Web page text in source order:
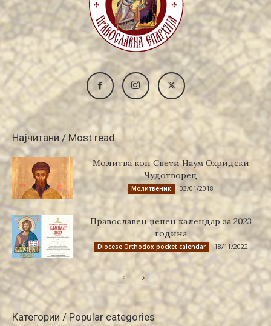
Најчитани / Most read
Молитва кон Свети Наум Охридски
Чудотворец
Молитвеник 03/01/2018
Православен џепен календар за 2023
година
Diocese Orthodox pocket calendar 18/11/2022
Категории / Popular categories